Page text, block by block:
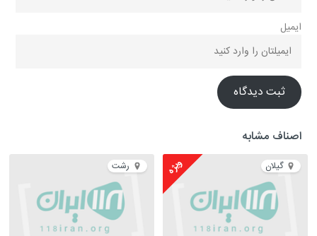
ایمیل
ثبت دیدگاه
اصناف مشابه
گیلان ویژه رشت